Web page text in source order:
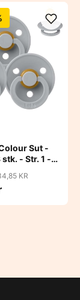
Sut -
- Str. 1 -
KR